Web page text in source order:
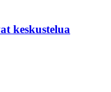
keskustelua